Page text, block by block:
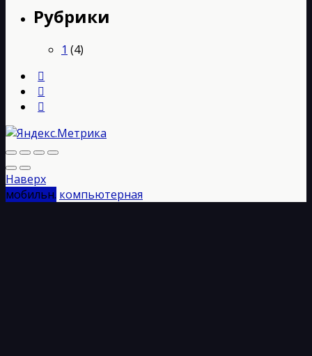
Рубрики
1 (4)
Наверх
мобильн. компьютерная